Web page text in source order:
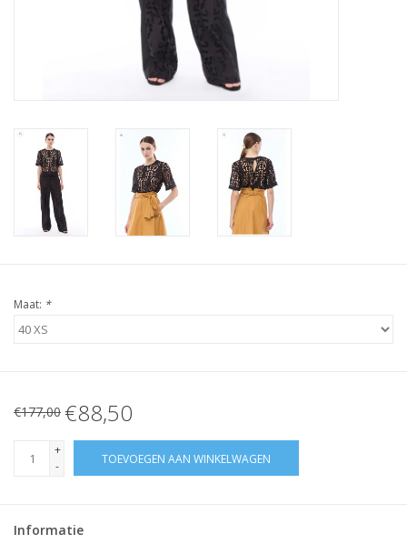
Maat: *
€177,00 €88,50
+
-
TOEVOEGEN AAN WINKELWAGEN
Informatie